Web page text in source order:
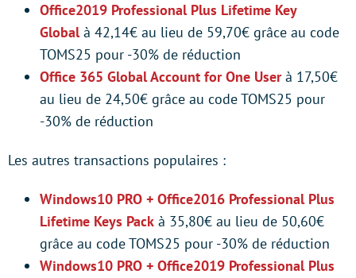
Office2019 Professional Plus Lifetime Key
Globalà 42,14€ au lieu de 59,70€ grâce au code
TOMS25 pour -30% de réduction
Office 365 Global Account for One Userà 17,50€
au lieu de 24,50€ grâce au code TOMS25 pour
-30% de réduction
Les autres transactions populaires :
Windows10 PRO + Office2016 Professional Plus
Lifetime Keys Pack à 35,80€ au lieu de 50,60€
grâce au code TOMS25 pour -30% de réduction
Windows10 PRO + Office2019 Professional Plus